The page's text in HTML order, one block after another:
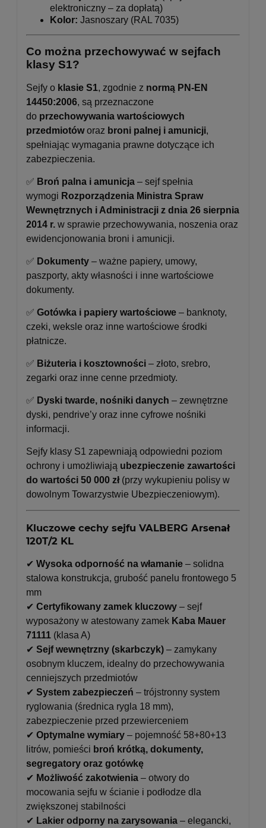
elektroniczny – za dopłatą)
Kolor: Jasnoszary (RAL 7035)
Co można przechowywać w sejfach
klasy S1?
Sejfy o klasie S1, zgodnie z normą PN-EN
14450:2006, są przeznaczone
do przechowywania wartościowych
przedmiotóworaz broni palnej i amunicji,
spełniając wymagania prawne dotyczące ich
zabezpieczenia.
✅ Broń palna i amunicja – sejf spełnia
wymogi Rozporządzenia Ministra Spraw
Wewnętrznych i Administracji z dnia 26 sierpnia
2014 r. w sprawie przechowywania, noszenia oraz
ewidencjonowania broni i amunicji.
✅ Dokumenty – ważne papiery, umowy,
paszporty, akty własności i inne wartościowe
dokumenty.
✅ Gotówka i papiery wartościowe – banknoty,
czeki, weksle oraz inne wartościowe środki
płatnicze.
✅ Biżuteria i kosztowności – złoto, srebro,
zegarki oraz inne cenne przedmioty.
✅ Dyski twarde, nośniki danych – zewnętrzne
dyski, pendrive’y oraz inne cyfrowe nośniki
informacji.
Sejfy klasy S1 zapewniają odpowiedni poziom
ochrony i umożliwiają ubezpieczenie zawartości
do wartości 50 000 zł(przy wykupieniu polisy w
dowolnym Towarzystwie Ubezpieczeniowym).
Kluczowe cechy sejfu VALBERG Arsenał
120T/2 KL
✔ Wysoka odporność na włamanie – solidna
stalowa konstrukcja, grubość panelu frontowego 5
mm
✔ Certyfikowany zamek kluczowy – sejf
wyposażony w atestowany zamek Kaba Mauer
71111 (klasa A)
✔ Sejf wewnętrzny (skarbczyk) – zamykany
osobnym kluczem, idealny do przechowywania
cenniejszych przedmiotów
✔ System zabezpieczeń – trójstronny system
ryglowania (średnica rygla 18 mm),
zabezpieczenie przed przewierceniem
✔ Optymalne wymiary – pojemność 58+80+13
litrów, pomieści broń krótką, dokumenty,
segregatory oraz gotówkę
✔ Możliwość zakotwienia – otwory do
mocowania sejfu w ścianie i podłodze dla
zwiększonej stabilności
✔ Lakier odporny na zarysowania – elegancki,